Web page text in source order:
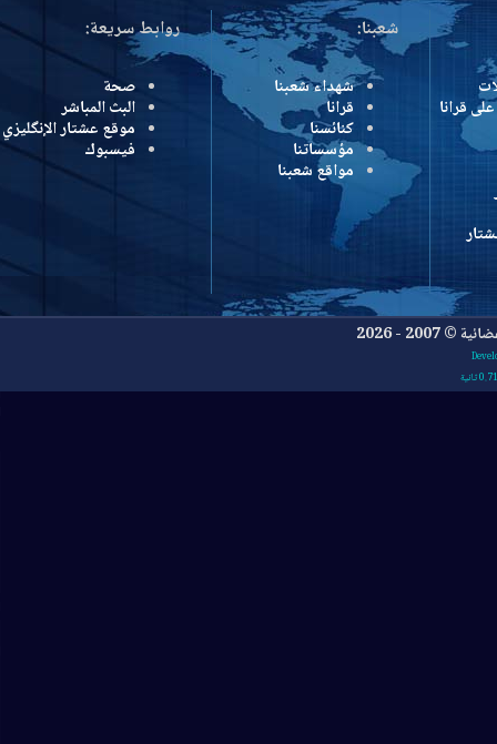
شعبنا:
شهداء شعبنا
قرانا
كنائسنا
مؤسساتنا
مواقع شعبنا
روابط سريعة:
صحة
البث المباشر
موقع عشتار الإنگليزي
فيسبوك
2026